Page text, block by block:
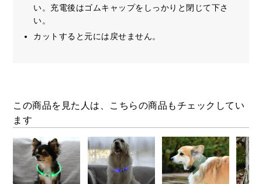
い。充電後はゴムキャップをしっかりと閉じて下さ
い。
カットすると元には戻せません。
この商品を見た人は、こちらの商品もチェックしてい
ます